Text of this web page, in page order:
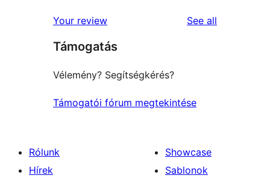
reviews
star
reviews
Your review See all
Támogatás
Vélemény? Segítségkérés?
Támogatói fórum megtekintése
Rólunk
Hírek
Showcase
Sablonok